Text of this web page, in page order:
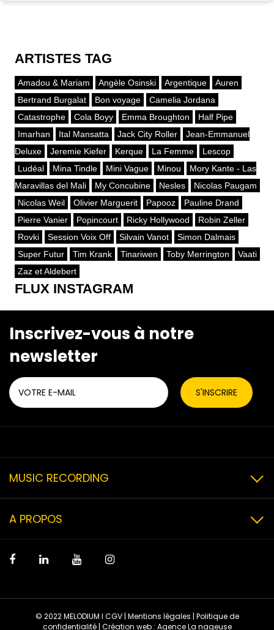
ARTISTES TAG
Amadou & Mariam Angèle Osinski Argentique
Auren
Bertrand Burgalat
Bon voyage
Camelia Jordana
Catastrophe
Cola Boyy Emma Broughton
Half Pipe
Imarhan
Ital Mansatta Jack City Roller
Jean-Emmanuel
Deluxe
Jeremie Kiefer Kerque La Femme
Lescop
Ludéal
Mina Tindle Mini Vague Minou
Mory Kante - Las
Maravillas del Mali
My Concubine Nesles
Nicolas Paugam
Nicolas Weil
Olivier Marguerit Papooz
Pauline Drand
Pierre Vanier
Popincourt Ricky Hollywood
Robin Zeller
Rovki
Session Voix Off Silvain Vanot
Simon Dalmais
Super Futur
Tim Krank Tinariwen Toby Merrington
Vaati
Zaz et Aldebert
FLUX INSTAGRAM
Inscrivez-vous à notre
newsletter
MUSIC RECORDING
A PROPOS
© 2022 MELODIUM I CGV| Mentions légales | Politique de
confidentialité| Création web : Agence La nageuse